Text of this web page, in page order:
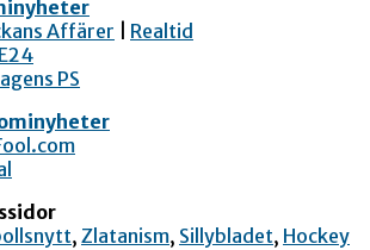
Affärer
Realtid
E24
PS
, Zlatanism, Sillybladet, Hockey